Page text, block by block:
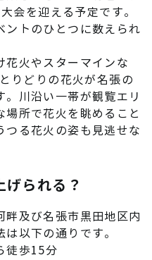
会を迎える予定です。
ントのひとつに数えられ
花火やスターマインな
りどりの花火が名張の
川沿い一帯が観覧エリ
所で花火を眺めること
つる花火の姿も見逃せな
げられる？
畔及び名張市黒田地区内
は以下の通りです。
徒歩15分